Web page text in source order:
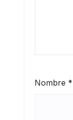
Nombre *